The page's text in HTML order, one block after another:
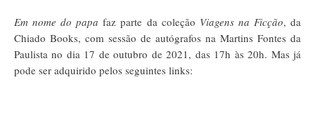
Em nome do papa faz parte da coleção Viagens na Ficção, da
Chiado Books, com sessão de autógrafos na Martins Fontes da
Paulista no dia 17 de outubro de 2021, das 17h às 20h. Mas já
pode ser adquirido pelos seguintes links: